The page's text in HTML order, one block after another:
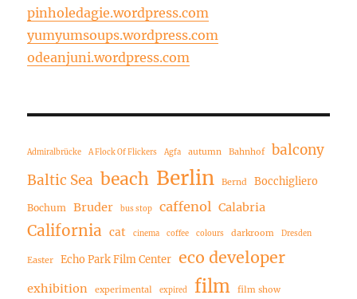
pinholedagie.wordpress.com
yumyumsoups.wordpress.com
odeanjuni.wordpress.com
Admiralbrücke A Flock Of Flickers Agfa autumn Bahnhof
balcony
Baltic Sea beach Berlin Bernd Bocchigliero
Bochum Bruder bus stop caffenol Calabria
California cat cinema coffee colours darkroom Dresden
Easter Echo Park Film Center eco developer
exhibition experimental expired film film show